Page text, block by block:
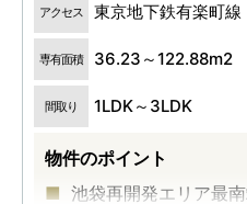
アクセス 東京地下鉄有楽町
専有面積 36.23～122.88m2
間取り 1LDK～3LDK
物件のポイント
池袋再開発エリア最